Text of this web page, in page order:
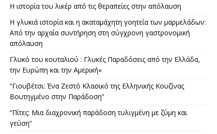
Η ιστορία του λικέρ από τις θεραπείες στην απόλαυση
Η γλυκιά ιστορία και η ακαταμάχητη γοητεία των μαρμελάδων:
Από την αρχαία συντήρηση στη σύγχρονη γαστρονομική
απόλαυση
Γλυκό του κουταλιού : Γλυκές Παραδόσεις από την Ελλάδα,
την Ευρώπη και την Αμερική»
“Γιουβέτσι: Ένα Ζεστό Κλασικό της Ελληνικής Κουζίνας
Βουτηγμένο στην Παράδοση”
“Πίτες: Μια διαχρονική παράδοση τυλιγμένη με ζύμη και
γεύση”